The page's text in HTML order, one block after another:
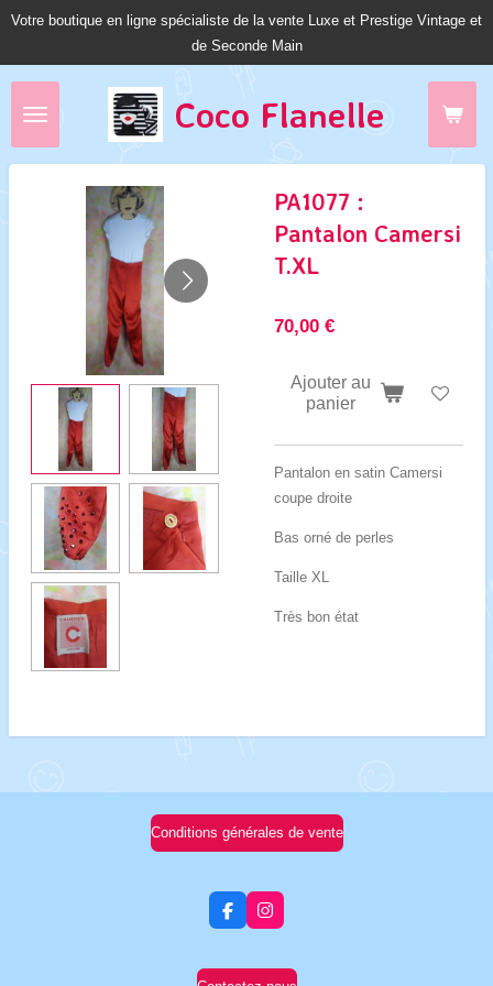
Passer
Coco Flanelle
Votre boutique en ligne spécialiste de la vente Luxe et Prestige Vintage et
de Seconde Main
PA1077 :
Pantalon Camersi
T.XL
70,00 €
Ajouter au
panier
Pantalon en satin Camersi
coupe droite
Bas orné de perles
Taille XL
Très bon état
Conditions générales de vente
F
a
e
b
I
n
t
a